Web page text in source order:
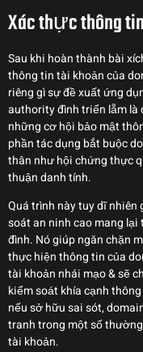
Xác thực thông
Sau khi hoàn thành bài
thông tin tài khoản của
riêng gì sự đề xuất ứng
authority đình triển lẵm là
những cơ hội bảo mật
phần tác dụng bắt buộc
thân như hội chứng thực
thuận danh tính.
Quá trình này tuy dĩ
soát an ninh cao mang
đình. Nó giúp ngăn chặn
thực hiện thông tin của
tài khoản nhái mạo & sẽ
kiểm soát khía cạnh
nếu sở hữu sai sót,
tranh trong một số
tài khoản.